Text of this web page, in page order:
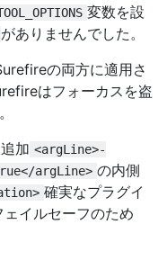
変数を設
がありませんでした。
の両方に適用さ
はフォーカスを盗
追加 <argLine>-
argLine> の内側
確実なプラグイ
イルセーフのため